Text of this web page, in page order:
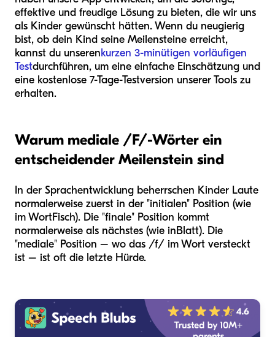
effektive und freudige Lösung zu bieten, die wir uns
als Kinder gewünscht hätten. Wenn du neugierig
bist, ob dein Kind seine Meilensteine erreicht,
kannst du unserenkurzen 3-minütigen vorläufigen
Testdurchführen, um eine einfache Einschätzung und
eine kostenlose 7-Tage-Testversion unserer Tools zu
erhalten.
Warum mediale /F/-Wörter ein
entscheidender Meilenstein sind
In der Sprachentwicklung beherrschen Kinder Laute
normalerweise zuerst in der "initialen" Position (wie
im WortFisch). Die "finale" Position kommt
normalerweise als nächstes (wie inBlatt). Die
"mediale" Position – wo das /f/ im Wort versteckt
ist – ist oft die letzte Hürde.